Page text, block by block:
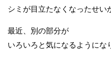
シミが目立たなくなったせい
最近、別の部分が
いろいろと気になるようにな